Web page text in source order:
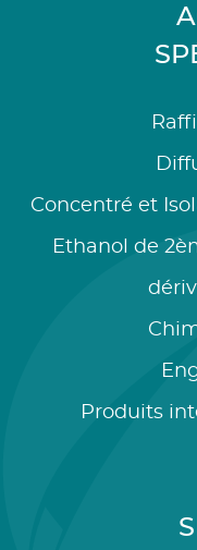
Concentré et
Ethanol de
Produits